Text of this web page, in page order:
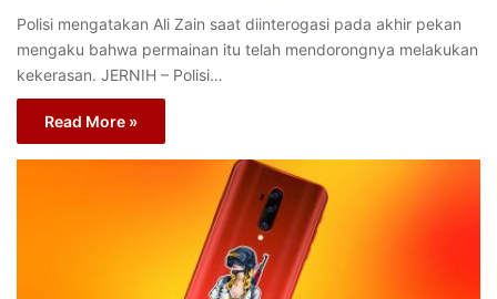
Polisi mengatakan Ali Zain saat diinterogasi pada akhir pekan
mengaku bahwa permainan itu telah mendorongnya melakukan
kekerasan. JERNIH – Polisi…
Read More »